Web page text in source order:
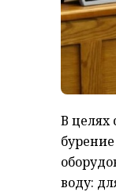
В целях
воду: